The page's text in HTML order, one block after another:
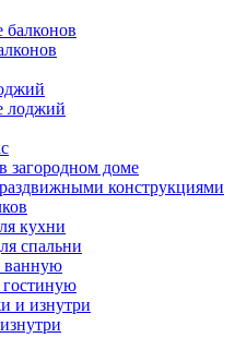
балконов
лоджий
загородном доме
конструкциями
кухни
спальни
ванную
и изнутри